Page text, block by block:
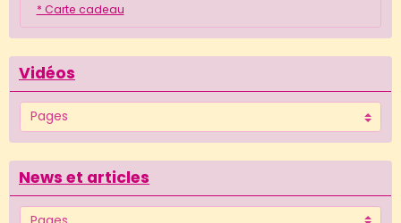
* Carte cadeau
Vidéos
News et articles